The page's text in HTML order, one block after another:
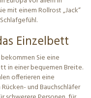
mit einem Rollrost „Jack“
Einzelbett
Sie eine
in einer bequemen Breite.
offerieren eine
und Bauchschläfer